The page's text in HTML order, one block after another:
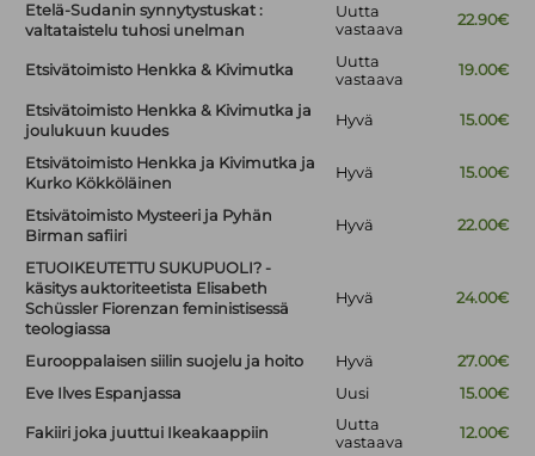
Etelä-Sudanin synnytystuskat :
valtataistelu tuhosi unelman
Uutta
vastaava
22.90€
Etsivätoimisto Henkka & Kivimutka
Uutta
vastaava
19.00€
Etsivätoimisto Henkka & Kivimutka ja
joulukuun kuudes
Hyvä 15.00€
Etsivätoimisto Henkka ja Kivimutka ja
Kurko Kökköläinen
Hyvä 15.00€
Etsivätoimisto Mysteeri ja Pyhän
Birman safiiri
Hyvä 22.00€
ETUOIKEUTETTU SUKUPUOLI? -
käsitys auktoriteetista Elisabeth
Schüssler Fiorenzan feministisessä
teologiassa
Hyvä 24.00€
Eurooppalaisen siilin suojelu ja hoito Hyvä
27.00€
Eve Ilves Espanjassa
Uusi 15.00€
Fakiiri joka juuttui Ikeakaappiin
Uutta
vastaava
12.00€